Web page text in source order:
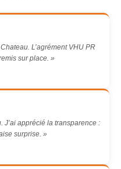
L’agrément VHU PR
sur place. »
J’ai apprécié la transparence :
surprise. »